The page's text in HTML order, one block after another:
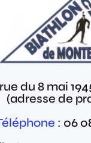
du 8 mai
(adresse de
: 06